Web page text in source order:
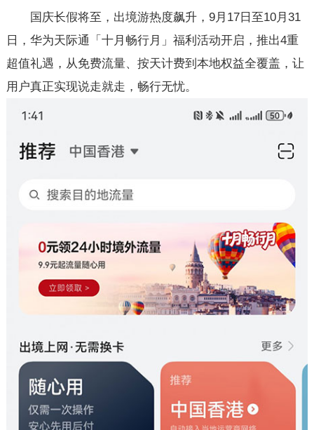
国庆长假将至，出境游热度飙升，9月17日至10月31
日，华为天际通「十月畅行月」福利活动开启，推出4重
超值礼遇，从免费流量、按天计费到本地权益全覆盖，让
用户真正实现说走就走，畅行无忧。